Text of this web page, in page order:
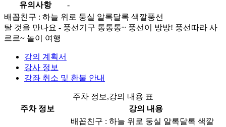
유의사항
-
배꼽친구 : 하늘 위로 둥실 알록달록 색깔풍선
탈 것을 만나요 - 풍선기구 통통통~ 풍선이 방방! 풍선따라 사
르르~ 놀이 여행
강의 계획서
강사 정보
강좌 취소 및 환불 안내
주차 정보,강의 내용 표
주차 정보
강의 내용
배꼽친구 : 하늘 위로 둥실 알록달록 색깔